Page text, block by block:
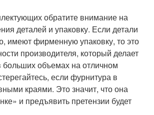
обратите внимание на
деталей и упаковку. Если детали
имеют фирменную упаковку, то это
производителя, который делает
объемах на отличном
если фурнитура в
краями. Это значит, что она
и предъявить претензии будет